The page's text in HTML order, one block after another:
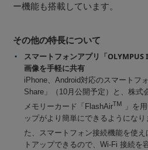
ー機能も搭載しています。
その他の特長について
スマートフォンアプリ「
画像を手軽に共有
iPhone、Android対応のスマートフ
Share」（10月公開予定）と、株式
メモリーカード「FlashAirTM
」を
ップがより簡単にできるようにな
た、スマートフォン接続機能を使
トアップできるので、Wi-Fi 接続を